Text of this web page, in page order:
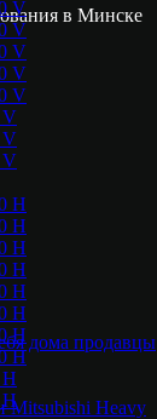
V
V
V
V
V
V
V
V
H
H
H
H
H
H
H
H
H
в Минске
дома продавцы
Mitsubishi Heavy